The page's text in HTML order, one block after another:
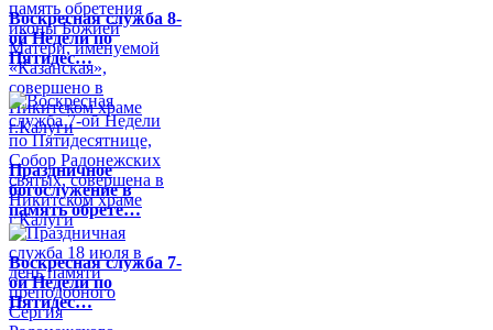
Воскресная служба 8-
ой Недели по
Пятидес…
Праздничное
богослужение в
память обрете…
Воскресная служба 7-
ой Недели по
Пятидес…